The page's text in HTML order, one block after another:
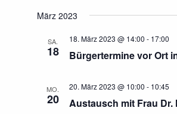
wählen.
März 2023
SA.
18
18. März 2023 @ 14:00 - 17:00
Bürgertermine vor Ort
MO.
20
20. März 2023 @ 10:00 - 10:45
Austausch mit Frau Dr.